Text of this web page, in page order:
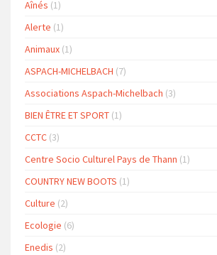
Aînés (1)
Alerte (1)
Animaux (1)
ASPACH-MICHELBACH (7)
Associations Aspach-Michelbach (3)
BIEN ÊTRE ET SPORT (1)
CCTC (3)
Centre Socio Culturel Pays de Thann (1)
COUNTRY NEW BOOTS (1)
Culture (2)
Ecologie (6)
Enedis (2)